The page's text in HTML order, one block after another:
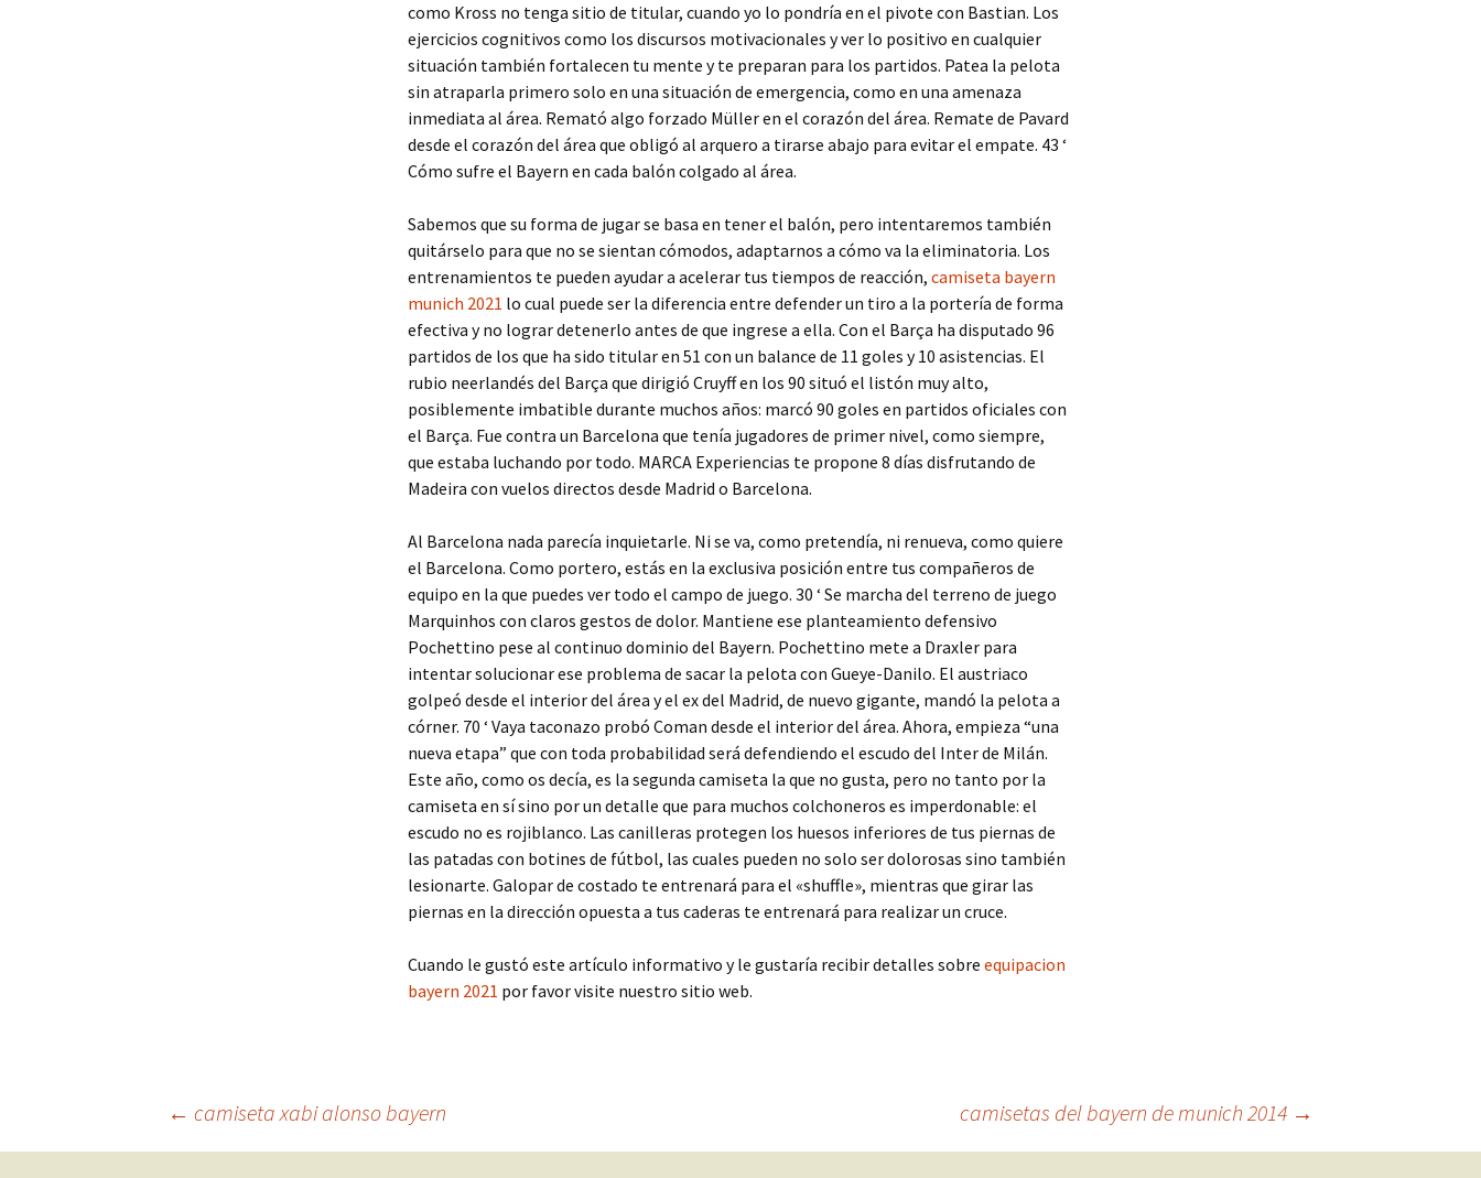
como Kross no tenga sitio de titular, cuando yo lo pondría en el pivote con Bastian. Los
ejercicios cognitivos como los discursos motivacionales y ver lo positivo en cualquier
situación también fortalecen tu mente y te preparan para los partidos. Patea la pelota
sin atraparla primero solo en una situación de emergencia, como en una amenaza
inmediata al área. Remató algo forzado Müller en el corazón del área. Remate de Pavard
desde el corazón del área que obligó al arquero a tirarse abajo para evitar el empate. 43 ‘
Cómo sufre el Bayern en cada balón colgado al área.
Sabemos que su forma de jugar se basa en tener el balón, pero intentaremos también
quitárselo para que no se sientan cómodos, adaptarnos a cómo va la eliminatoria. Los
entrenamientos te pueden ayudar a acelerar tus tiempos de reacción, camiseta bayern
munich 2021 lo cual puede ser la diferencia entre defender un tiro a la portería de forma
efectiva y no lograr detenerlo antes de que ingrese a ella. Con el Barça ha disputado 96
partidos de los que ha sido titular en 51 con un balance de 11 goles y 10 asistencias. El
rubio neerlandés del Barça que dirigió Cruyff en los 90 situó el listón muy alto,
posiblemente imbatible durante muchos años: marcó 90 goles en partidos oficiales con
el Barça. Fue contra un Barcelona que tenía jugadores de primer nivel, como siempre,
que estaba luchando por todo. MARCA Experiencias te propone 8 días disfrutando de
Madeira con vuelos directos desde Madrid o Barcelona.
Al Barcelona nada parecía inquietarle. Ni se va, como pretendía, ni renueva, como quiere
el Barcelona. Como portero, estás en la exclusiva posición entre tus compañeros de
equipo en la que puedes ver todo el campo de juego. 30 ‘ Se marcha del terreno de juego
Marquinhos con claros gestos de dolor. Mantiene ese planteamiento defensivo
Pochettino pese al continuo dominio del Bayern. Pochettino mete a Draxler para
intentar solucionar ese problema de sacar la pelota con Gueye-Danilo. El austriaco
golpeó desde el interior del área y el ex del Madrid, de nuevo gigante, mandó la pelota a
córner. 70 ‘ Vaya taconazo probó Coman desde el interior del área. Ahora, empieza “una
nueva etapa” que con toda probabilidad será defendiendo el escudo del Inter de Milán.
Este año, como os decía, es la segunda camiseta la que no gusta, pero no tanto por la
camiseta en sí sino por un detalle que para muchos colchoneros es imperdonable: el
escudo no es rojiblanco. Las canilleras protegen los huesos inferiores de tus piernas de
las patadas con botines de fútbol, las cuales pueden no solo ser dolorosas sino también
lesionarte. Galopar de costado te entrenará para el «shuffle», mientras que girar las
piernas en la dirección opuesta a tus caderas te entrenará para realizar un cruce.
Cuando le gustó este artículo informativo y le gustaría recibir detalles sobre equipacion
bayern 2021 por favor visite nuestro sitio web.
Navegación
← camiseta xabi alonso bayern camisetas del bayern de munich 2014 →